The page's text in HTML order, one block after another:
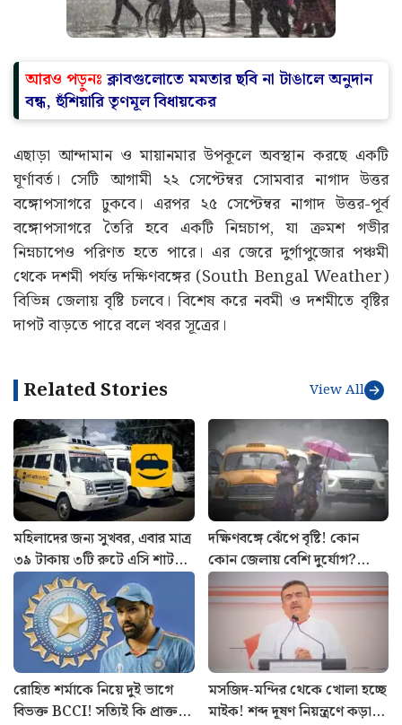
আরও পড়ুনঃ ক্লাবগুলোতে মমতার ছবি না টাঙালে অনুদান
বন্ধ, হুঁশিয়ারি তৃণমূল বিধায়কের
এছাড়া আন্দামান ও মায়ানমার উপকূলে অবস্থান করছে একটি
ঘূর্ণাবর্ত। সেটি আগামী ২২ সেপ্টেম্বর সোমবার নাগাদ উত্তর
বঙ্গোপসাগরে ঢুকবে। এরপর ২৫ সেপ্টেম্বর নাগাদ উত্তর-পূর্ব
বঙ্গোপসাগরে তৈরি হবে একটি নিম্নচাপ, যা ক্রমশ গভীর
নিম্নচাপেও পরিণত হতে পারে। এর জেরে দুর্গাপুজোর পঞ্চমী
থেকে দশমী পর্যন্ত দক্ষিণবঙ্গের (South Bengal Weather)
বিভিন্ন জেলায় বৃষ্টি চলবে। বিশেষ করে নবমী ও দশমীতে বৃষ্টির
দাপট বাড়তে পারে বলে খবর সূত্রের।
Related Stories View All
মহিলাদের জন্য সুখবর, এবার মাত্র
৩৯ টাকায় ৩টি রুটে এসি শাটল
পরিষেবা চালু Yatri Sathi-র
দক্ষিণবঙ্গে ঝেঁপে বৃষ্টি! কোন
কোন জেলায় বেশি দুর্যোগ?
আজকের আবহাওয়ার খবর
রোহিত শর্মাকে নিয়ে দুই ভাগে
বিভক্ত BCCI! সত্যিই কি প্রাক্তন
মসজিদ-মন্দির থেকে খোলা হচ্ছে
মাইক! শব্দ দূষণ নিয়ন্ত্রণে কড়া